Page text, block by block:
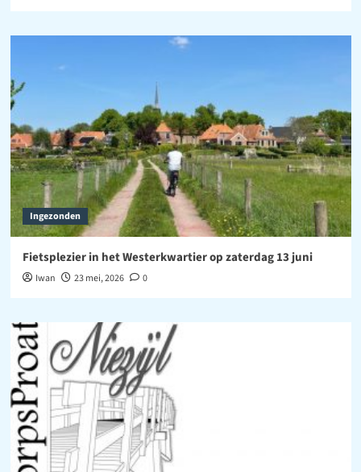
Ingezonden
Fietsplezier in het Westerkwartier op zaterdag 13 juni
Iwan 23 mei, 2026 0